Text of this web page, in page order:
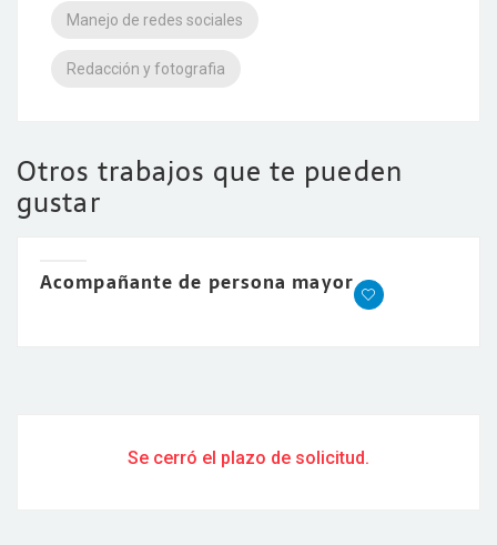
Manejo de redes sociales
Redacción y fotografia
Otros trabajos que te pueden
gustar
Acompañante de persona mayor
Se cerró el plazo de solicitud.